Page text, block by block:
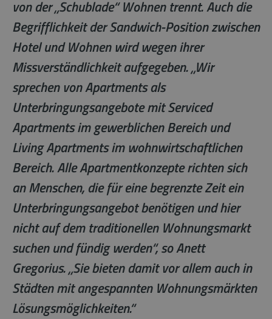
von der „Schublade“ Wohnen trennt. Auch die
Begrifflichkeit der Sandwich-Position zwischen
Hotel und Wohnen wird wegen ihrer
Missverständlichkeit aufgegeben. „Wir
sprechen von Apartments als
Unterbringungsangebote mit Serviced
Apartments im gewerblichen Bereich und
Living Apartments im wohnwirtschaftlichen
Bereich. Alle Apartmentkonzepte richten sich
an Menschen, die für eine begrenzte Zeit ein
Unterbringungsangebot benötigen und hier
nicht auf dem traditionellen Wohnungsmarkt
suchen und fündig werden“, so Anett
Gregorius. „Sie bieten damit vor allem auch in
Städten mit angespannten Wohnungsmärkten
Lösungsmöglichkeiten.“